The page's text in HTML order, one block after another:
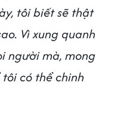
tôi biết sẽ thật
Vì xung quanh
người mà, mong
có thể chinh